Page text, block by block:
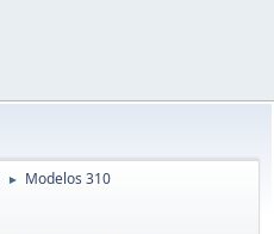
► Modelos 310